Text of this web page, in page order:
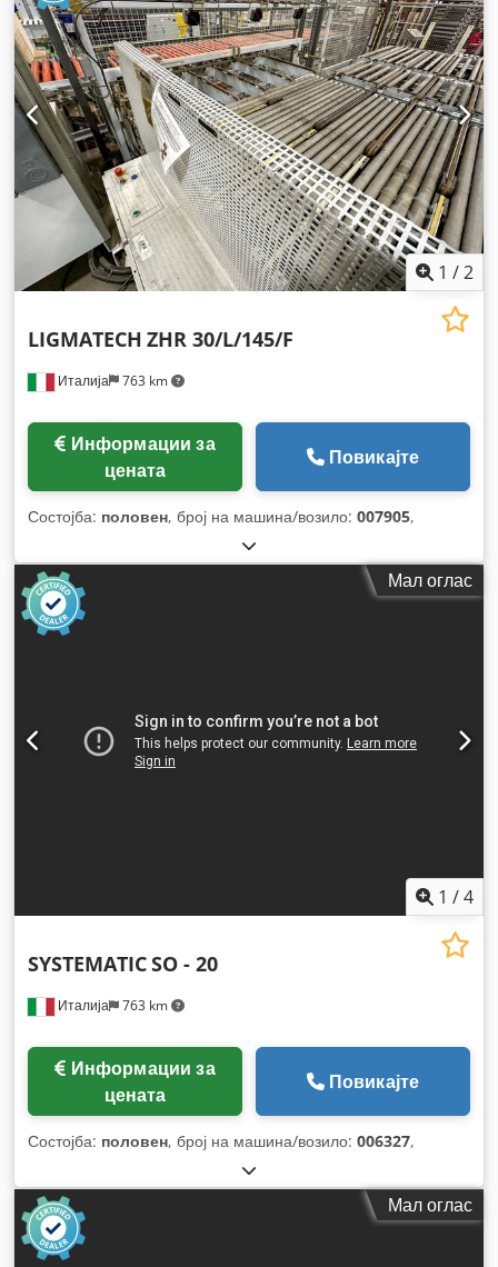
1 /2
Италија 763 km
LIGMATECH ZHR 30/L/145/F
цената
Повикајте
Состојба: половен, број на машина/возило: 007905,
Мал оглас
1 /4
Италија 763 km
SYSTEMATICSO - 20
цената
Повикајте
Состојба: половен, број на машина/возило: 006327,
Мал оглас